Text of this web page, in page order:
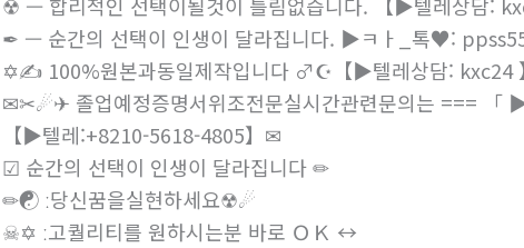
✒ — 순간의 선택이 인생이 달라집니다. ▶ㅋㅏ_톡♥:
✡✍ 100%원본과동일제작입니다 ♂☪【▶텔레상담: kxc24
✉✂☄✈ 졸업예정증명서위조전문실시간관련문의는 === 「
【▶텔레:+8210-5618-4805】✉
☑ 순간의 선택이 인생이 달라집니다 ✏
✏☯ ː당신꿈을실현하세요☢☄
☠✡ ː고퀄리티를 원하시는분 바로 ＯＫ ↔